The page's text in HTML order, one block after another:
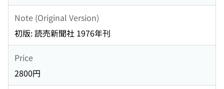
Note (Original Version)
初版: 読売新聞社 1976年刊
Price
2800円